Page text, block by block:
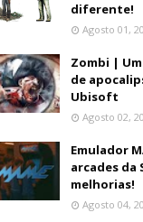
diferente!
Agosto 01,
Zombi |
de
Ubisoft
Agosto 02,
Emulador
arcades da
melhorias!
Agosto 04,